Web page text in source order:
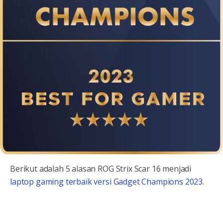
Berikut adalah 5 alasan ROG Strix Scar 16 menjadi
laptop gaming terbaik versi Gadget Champions 2023.